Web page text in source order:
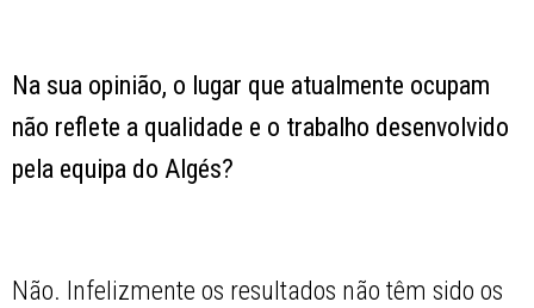
Na sua opinião, o lugar que atualmente ocupam
não reflete a qualidade e o trabalho desenvolvido
pela equipa do Algés?
Não. Infelizmente os resultados não têm sido os